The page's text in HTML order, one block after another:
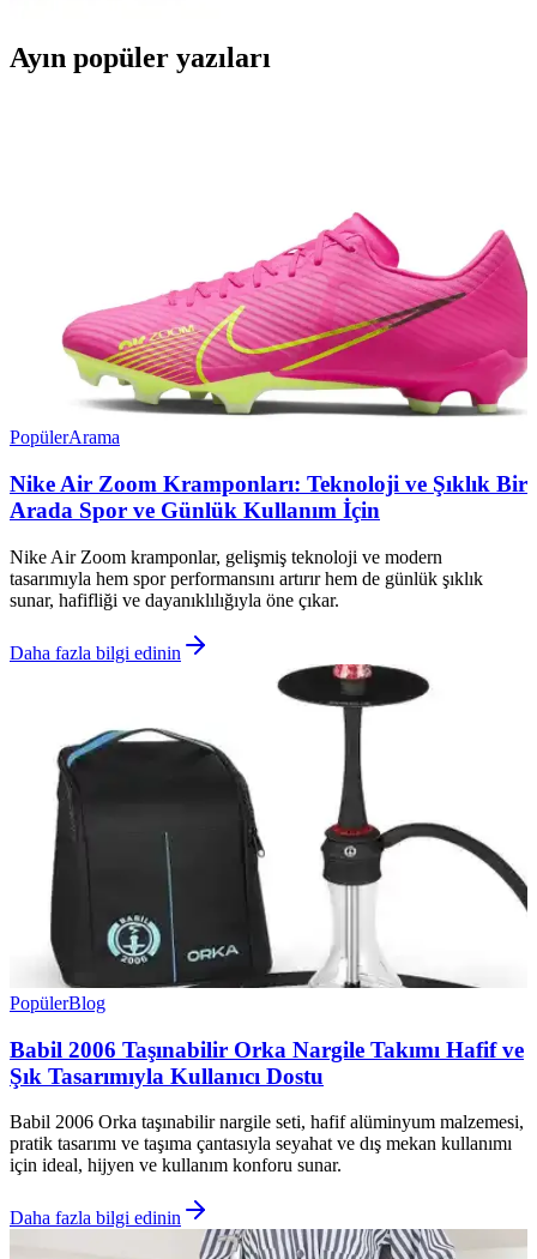
Ayın popüler yazıları
PopülerArama
Nike Air Zoom Kramponları: Teknoloji ve Şıklık Bir
Arada Spor ve Günlük Kullanım İçin
Nike Air Zoom kramponlar, gelişmiş teknoloji ve modern
tasarımıyla hem spor performansını artırır hem de günlük şıklık
sunar, hafifliği ve dayanıklılığıyla öne çıkar.
Daha fazla bilgi edinin
PopülerBlog
Babil 2006 Taşınabilir Orka Nargile Takımı Hafif ve
Şık Tasarımıyla Kullanıcı Dostu
Babil 2006 Orka taşınabilir nargile seti, hafif alüminyum malzemesi,
pratik tasarımı ve taşıma çantasıyla seyahat ve dış mekan kullanımı
için ideal, hijyen ve kullanım konforu sunar.
Daha fazla bilgi edinin